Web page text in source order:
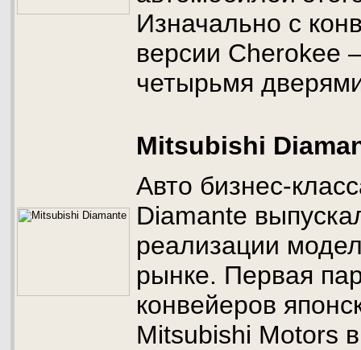
Изначально с
версии Cherokee
четырьмя
Mitsubishi
Авто бизнес-
Diamante
реализации
рынке. Первая
конвейеров
Mitsubishi Motors